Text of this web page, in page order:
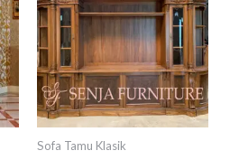
Sofa Tamu Klasik